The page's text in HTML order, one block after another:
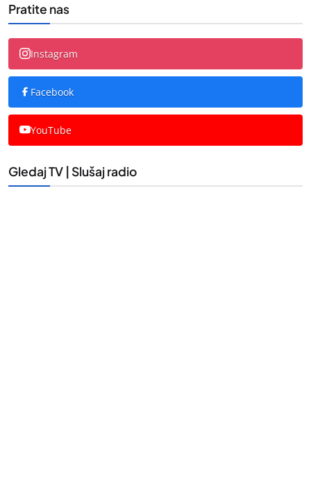
Pratite nas
Instagram
Facebook
YouTube
Gledaj TV | Slušaj radio